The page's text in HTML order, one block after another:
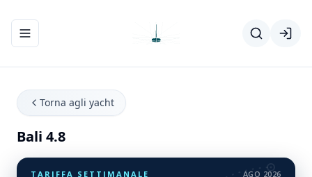
Apri/chiudi menu di navigazione
Torna agli yacht
Bali 4.8
TARIFFA SETTIMANALE AGO 2026